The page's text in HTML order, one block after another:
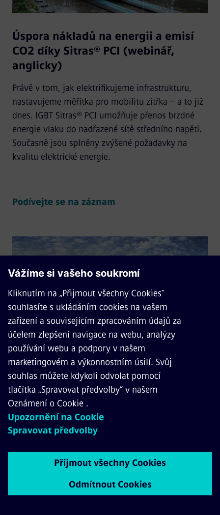
Úspora nákladů na energii a emisí
CO2 díky Sitras® PCI (webinář,
anglicky)
Právě v tom, jak elektrifikujeme infrastrukturu,
nastavujeme měřítka pro mobilitu zítřka – a to již
dnes. IGBT Sitras® PCI umožňuje přenos brzdné
energie vlaku do nadřazené sítě středního napětí.
Současně jsou splněny zvýšené požadavky na
kvalitu elektrické energie.
Podívejte se na záznam
Bateriové a vodíkové vlaky – kritéria
pro rozhodování o vhodnější
technologii pro různé případy
použití (webinář, česky)
Kdy je výhodnější elektrifikace tratí? Jaké jsou
případy použití pro bateriové vlaky? A jaké
benefity přináší vodík? Před přijetím jakéhokoli
zvolit, je třeba se důkladně seznámit s výhodami a